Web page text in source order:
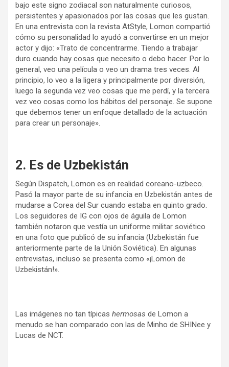
bajo este signo zodiacal son naturalmente curiosos,
persistentes y apasionados por las cosas que les gustan.
En una entrevista con la revista AtStyle, Lomon compartió
cómo su personalidad lo ayudó a convertirse en un mejor
actor y dijo: «Trato de concentrarme. Tiendo a trabajar
duro cuando hay cosas que necesito o debo hacer. Por lo
general, veo una película o veo un drama tres veces. Al
principio, lo veo a la ligera y principalmente por diversión,
luego la segunda vez veo cosas que me perdí, y la tercera
vez veo cosas como los hábitos del personaje. Se supone
que debemos tener un enfoque detallado de la actuación
para crear un personaje».
2. Es de Uzbekistán
Según Dispatch, Lomon es en realidad coreano-uzbeco.
Pasó la mayor parte de su infancia en Uzbekistán antes de
mudarse a Corea del Sur cuando estaba en quinto grado.
Los seguidores de IG con ojos de águila de Lomon
también notaron que vestía un uniforme militar soviético
en una foto que publicó de su infancia (Uzbekistán fue
anteriormente parte de la Unión Soviética). En algunas
entrevistas, incluso se presenta como «¡Lomon de
Uzbekistán!».
Las imágenes no tan típicas hermosas de Lomon a
menudo se han comparado con las de Minho de SHINee y
Lucas de NCT.